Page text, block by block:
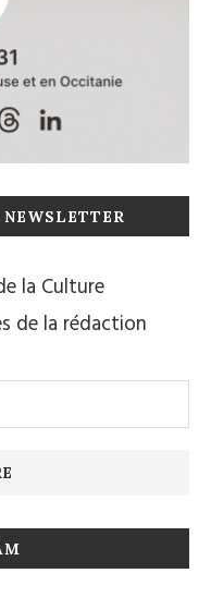
la Culture
de la rédaction